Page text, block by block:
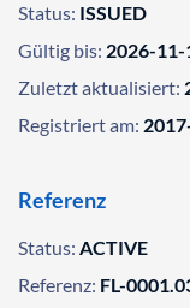
Status: ISSUED
Gültig bis: 2026-11-
Zuletzt aktualisiert:
Registriert am:
Referenz
Status: ACTIVE
Referenz: FL-